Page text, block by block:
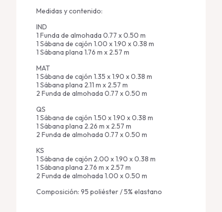
Medidas y contenido:
IND
1 Funda de almohada 0.77 x 0.50 m
1 Sábana de cajón 1.00 x 1.90 x 0.38 m
1 Sábana plana 1.76 m x 2.57 m
MAT
1 Sábana de cajón 1.35 x 1.90 x 0.38 m
1 Sábana plana 2.11 m x 2.57 m
2 Funda de almohada 0.77 x 0.50 m
QS
1 Sábana de cajón 1.50 x 1.90 x 0.38 m
1 Sábana plana 2.26 m x 2.57 m
2 Funda de almohada 0.77 x 0.50 m
KS
1 Sábana de cajón 2.00 x 1.90 x 0.38 m
1 Sábana plana 2.76 m x 2.57 m
2 Funda de almohada 1.00 x 0.50 m
Composición: 95 poliéster / 5% elastano